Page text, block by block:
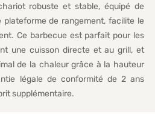
robuste et stable, équipé de
de rangement, facilite le
Ce barbecue est parfait pour les
une cuisson directe et au grill, et
de la chaleur grâce à la hauteur
légale de conformité de 2 ans
supplémentaire.